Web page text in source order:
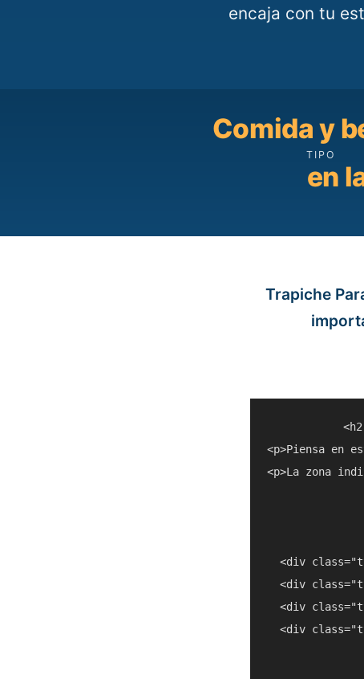
encaja con tu
Comida y
TIPO
en
Trapiche
<p>Piensa en
<p>La zona
<div
<div
<div
<div